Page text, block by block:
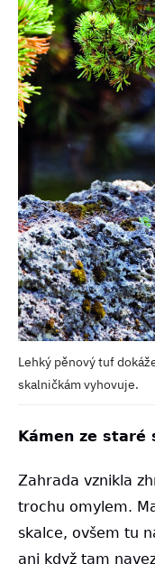
Lehký pěnový tuf
skalničkám vyhovuje.
Kámen ze staré
Zahrada vznikla
trochu omylem.
skalce, ovšem tu
ani když tam